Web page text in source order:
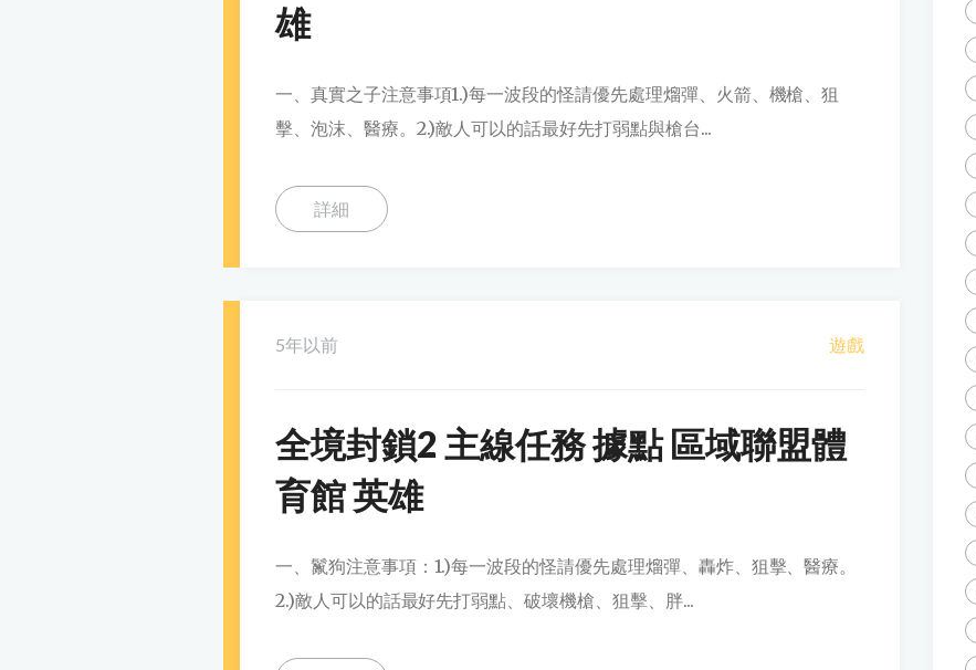
雄
一、真實之子注意事項1.)每一波段的怪請優先處理熘彈、火箭、機槍、狙
擊、泡沫、醫療。2.)敵人可以的話最好先打弱點與槍台...
詳細
5年以前 遊戲
全境封鎖2 主線任務 據點 區域聯盟體
育館 英雄
一、鬣狗注意事項：1.)每一波段的怪請優先處理熘彈、轟炸、狙擊、醫療。
2.)敵人可以的話最好先打弱點、破壞機槍、狙擊、胖...